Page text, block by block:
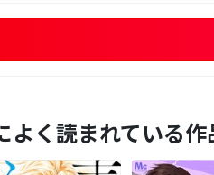
よく読まれている作